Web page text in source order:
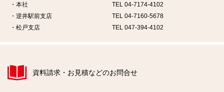
本社
TEL 04-7174-4102
逆井駅前支店
TEL 04-7160-5678
松戸支店
TEL 047-394-4102
資料請求・お見積などのお問合せ